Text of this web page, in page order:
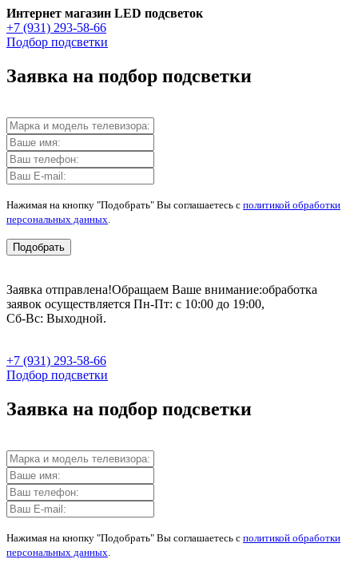
Интернет магазин LED подсветок
+7 (931) 293-58-66
Подбор подсветки
Заявка на подбор подсветки
Нажимая на кнопку "Подобрать" Вы соглашаетесь с политикой обработки
персональных данных
Подобрать
Заявка отправлена!Обращаем Ваше внимание:обработка
заявок осуществляется Пн-Пт: с 10:00 до 19:00,
Сб-Вс: Выходной.
+7 (931) 293-58-66
Подбор подсветки
Заявка на подбор подсветки
Нажимая на кнопку "Подобрать" Вы соглашаетесь с политикой обработки
персональных данных